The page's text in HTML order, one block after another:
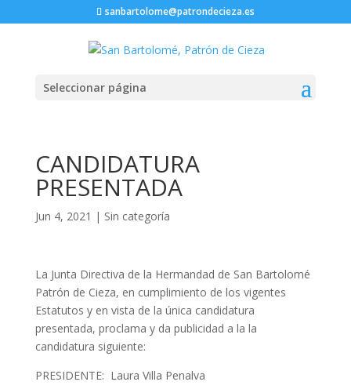
sanbartolome@patrondecieza.es
Seleccionar página
CANDIDATURA
PRESENTADA
Jun 4, 2021 | Sin categoría
La Junta Directiva de la Hermandad de San Bartolomé
Patrón de Cieza, en cumplimiento de los vigentes
Estatutos y en vista de la única candidatura
presentada, proclama y da publicidad a la la
candidatura siguiente:
PRESIDENTE: Laura Villa Penalva